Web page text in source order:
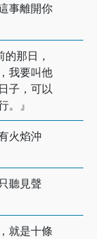
事離開你
那日，
我要叫他
子，可以
。』
火焰沖
聽見聲
就是十條